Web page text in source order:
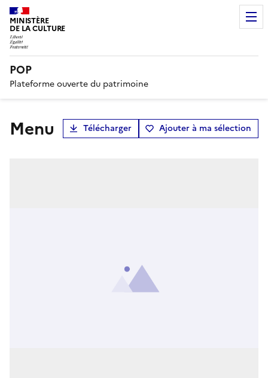
MINISTÈRE
DE LA CULTURE
POP
Plateforme ouverte du patrimoine
menu Télécharger Ajouter à ma sélection